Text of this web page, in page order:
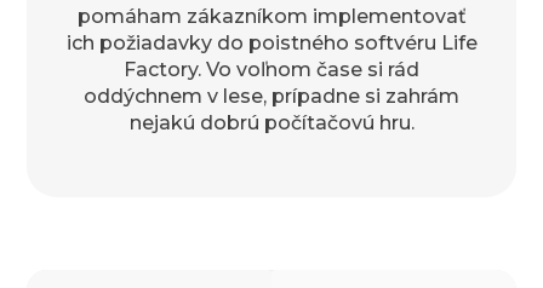
pomáham zákazníkom implementovať
ich požiadavky do poistného softvéru Life
Factory. Vo voľnom čase si rád
oddýchnem v lese, prípadne si zahrám
nejakú dobrú počítačovú hru.